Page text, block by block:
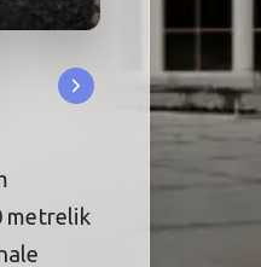
metrelik